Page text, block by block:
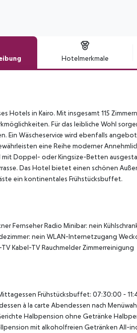
Hotelmerkmale
Hotels in Kairo. Mit insgesamt 115
Für das leibliche Wohl
Ein Wäscheservice wird ebenfalls
eine Reihe moderner
Doppel- oder Kingsize-Betten
Das Hotel bietet einen schönen
ein kontinentales Frühstücksbuffet.
Fernseher Radio Minibar: nein
nein WLAN-Internetzugang
Kabel-TV Rauchmelder Zimmerreinigung
Frühstücksbuffet: 07:30:00 -
à la carte Abendessen nach
Halbpension ohne Getränke
mit alkoholfreien Getränken All-